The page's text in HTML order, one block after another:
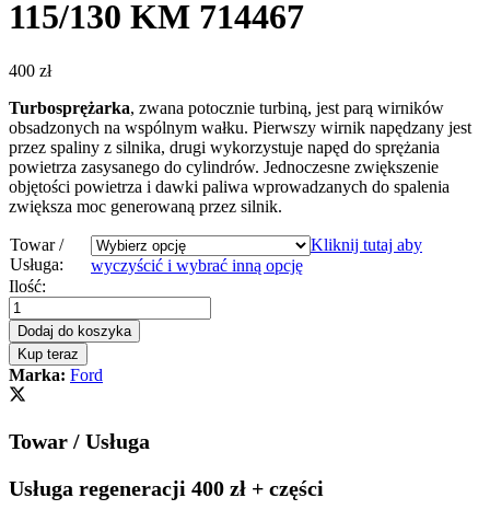
115/130 KM 714467
400 zł
Turbosprężarka, zwana potocznie turbiną, jest parą wirników
obsadzonych na wspólnym wałku. Pierwszy wirnik napędzany jest
przez spaliny z silnika, drugi wykorzystuje napęd do sprężania
powietrza zasysanego do cylindrów. Jednoczesne zwiększenie
objętości powietrza i dawki paliwa wprowadzanych do spalenia
zwiększa moc generowaną przez silnik.
Towar /
Usługa:
Kliknij tutaj aby
wyczyścić i wybrać inną opcję
Turbosprężarka
–
turbina
Ford
Mondeo
MK3
2.0
115/130
714467
quantity
Ilość:
Dodaj do koszyka
Kup teraz
Marka: Ford
Towar / Usługa
Usługa regeneracji 400 zł + części